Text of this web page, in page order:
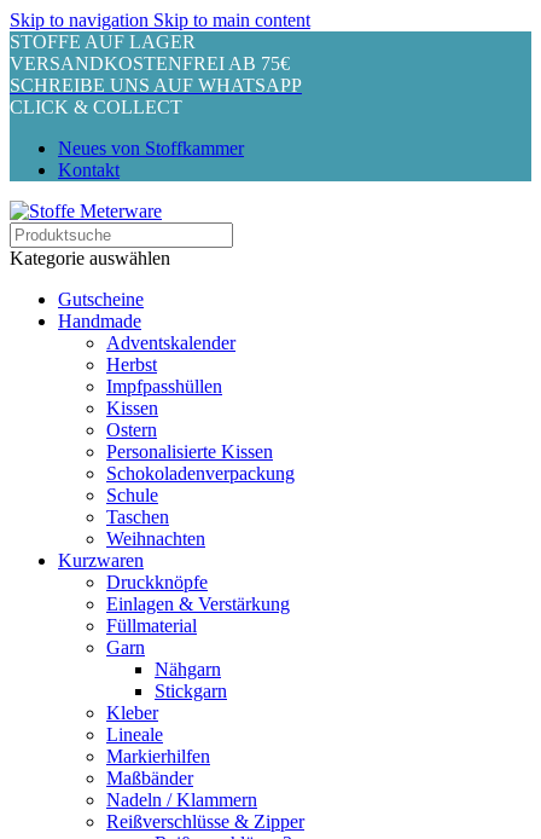
Skip to navigation Skip to main content
STOFFE AUF LAGER
VERSANDKOSTENFREI AB 75€
SCHREIBE UNS AUF WHATSAPP
CLICK & COLLECT
Neues von Stoffkammer
Kontakt
Kategorie auswählen
Gutscheine
Handmade
Adventskalender
Herbst
Impfpasshüllen
Kissen
Ostern
Personalisierte Kissen
Schokoladenverpackung
Schule
Taschen
Weihnachten
Kurzwaren
Druckknöpfe
Einlagen & Verstärkung
Füllmaterial
Garn
Nähgarn
Stickgarn
Kleber
Lineale
Markierhilfen
Maßbänder
Nadeln / Klammern
Reißverschlüsse & Zipper